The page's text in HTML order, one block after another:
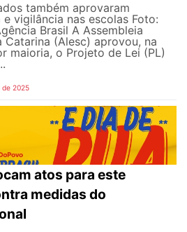
também aprovaram
vigilância nas escolas Foto:
Brasil A Assembleia
Catarina (Alesc) aprovou, na
maioria, o Projeto de Lei (PL)
de 2025
atos para este
medidas do